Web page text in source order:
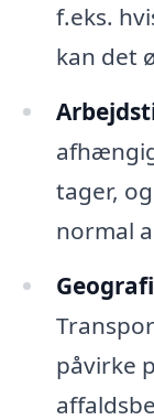
f.eks.
kan det
tager,
normal
påvirke